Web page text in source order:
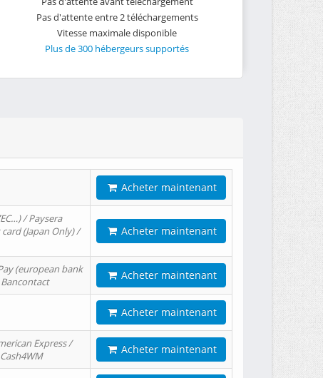
Pas d'attente entre 2 téléchargements
Vitesse maximale disponible
Plus de 300 hébergeurs supportés
Acheter maintenant
/ Paysera
(Japan Only) /
Acheter maintenant
(european bank
Acheter maintenant
Acheter maintenant
Express /
Acheter maintenant